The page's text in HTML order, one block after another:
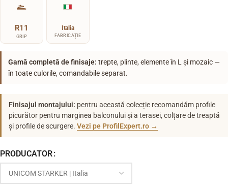
R11
GRIP
Italia
FABRICAȚIE
Gamă completă de finisaje: trepte, plinte, elemente în L și mozaic —
în toate culorile, comandabile separat.
Finisajul montajului: pentru această colecție recomandăm profile
picurător pentru marginea balconului și a terasei, colțare de treaptă
și profile de scurgere. Vezi pe ProfilExpert.ro →
PRODUCATOR